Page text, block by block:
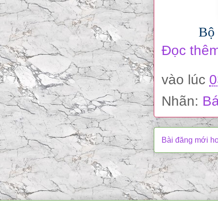
Bộ
Đọc
vào lúc
Nhãn:
Bài đăng mới